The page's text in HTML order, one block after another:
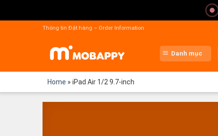
Thông tin Đặt hàng – Order Information
Danh mục
Home » iPad Air 1/2 9.7-inch